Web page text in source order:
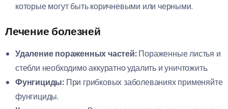
которые могут быть коричневыми или черными.
Лечение болезней
Удаление пораженных частей:Пораженные листья и
стебли необходимо аккуратно удалить и уничтожить.
Фунгициды: При грибковых заболеваниях применяйте
фунгициды.